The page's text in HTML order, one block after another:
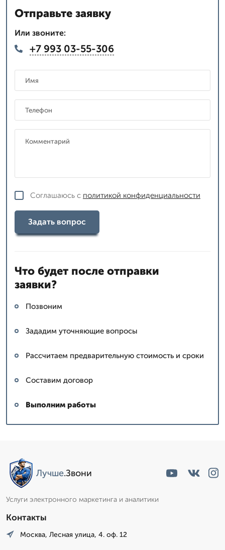
Отправьте заявку
Или звоните:
+7 993 03-55-306
Соглашаюсь с политикой конфиденциальности
Задать вопрос
Что будет после отправки
заявки?
Позвоним
Зададим уточняющие вопросы
Рассчитаем предварительную стоимость и сроки
Составим договор
Выполним работы
Лучше.Звони
Услуги электронного маркетинга и аналитики
Контакты
Москва, Лесная улица, 4. оф. 12